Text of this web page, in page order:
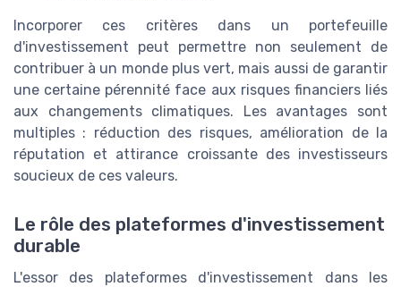
Incorporer ces critères dans un portefeuille
d'investissement peut permettre non seulement de
contribuer à un monde plus vert, mais aussi de garantir
une certaine pérennité face aux risques financiers liés
aux changements climatiques. Les avantages sont
multiples : réduction des risques, amélioration de la
réputation et attirance croissante des investisseurs
soucieux de ces valeurs.
Le rôle des plateformes d'investissement
durable
L'essor des plateformes d'investissement dans les